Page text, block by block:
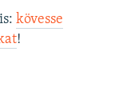
is: kövesse
! ​